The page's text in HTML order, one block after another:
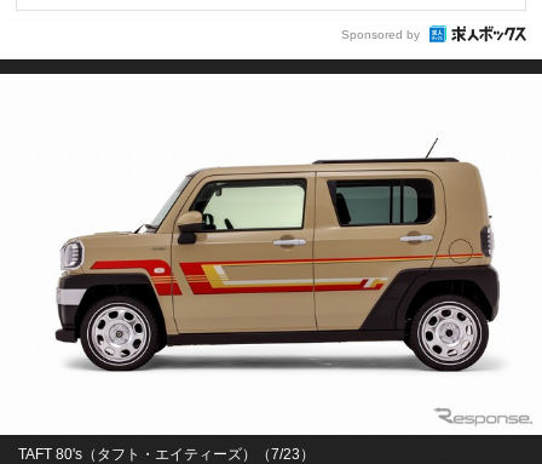
Sponsored by
TAFT 80's（タフト・エイティーズ）（7/23）